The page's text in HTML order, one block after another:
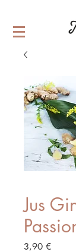
Jus
3,90 €Prix